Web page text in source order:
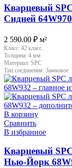
Кварцевый
Сидней 64W970
2 590.00 ₽ м²
Класс: 42 класс
Толщина: 4 мм
Материал: SPC
Тип соединения: Замковое
В корзину
Сравнить
В избранное
Кварцевый
Нью-Йорк